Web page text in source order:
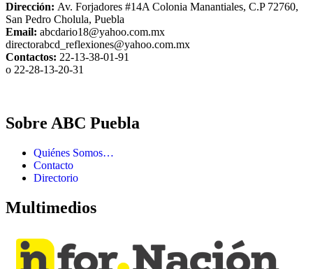
Dirección: Av. Forjadores #14A Colonia Manantiales, C.P 72760,
San Pedro Cholula, Puebla
Email: abcdario18@yahoo.com.mx
directorabcd_reflexiones@yahoo.com.mx
Contactos: 22-13-38-01-91
o 22-28-13-20-31
Sobre ABC Puebla
Quiénes Somos…
Contacto
Directorio
Multimedios